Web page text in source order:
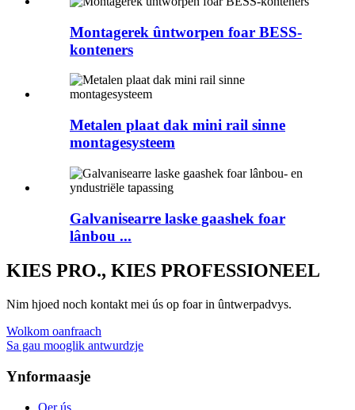
Montagerek ûntworpen foar BESS-
konteners
Metalen plaat dak mini rail sinne
montagesysteem
Galvanisearre laske gaashek foar
lânbou ...
KIES PRO., KIES PROFESSIONEEL
Nim hjoed noch kontakt mei ús op foar in ûntwerpadvys.
Wolkom oanfraach
Sa gau mooglik antwurdzje
Ynformaasje
Oer ús